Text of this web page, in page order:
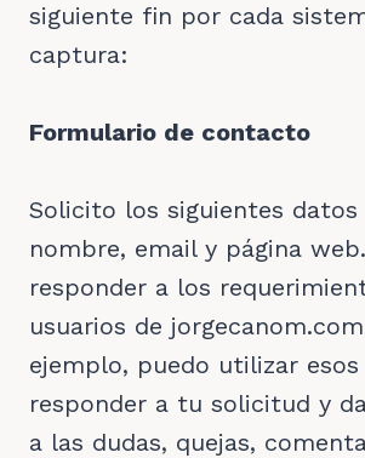
siguiente fin por cada
captura:
Formulario de contacto
Solicito los siguientes datos
nombre, email y página
responder a los
usuarios de
ejemplo, puedo utilizar
responder a tu solicitud y
a las dudas, quejas,